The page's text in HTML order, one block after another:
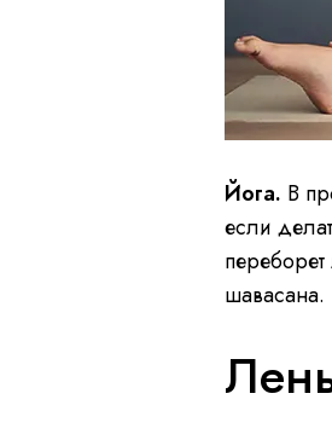
Йога. В
если
шавасана.